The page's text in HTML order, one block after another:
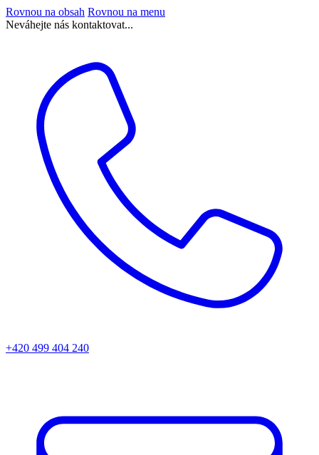
Rovnou na obsah Rovnou na menu
Neváhejte nás kontaktovat...
+420 499 404 240